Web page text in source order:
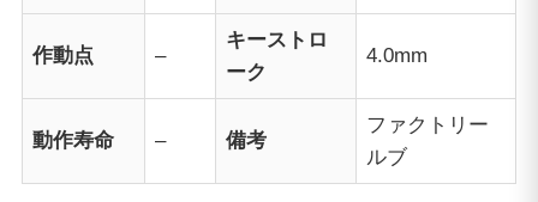
作動点 –
キーストロ
ーク
4.0mm
動作寿命 – 備考
ファクトリー
ルブ